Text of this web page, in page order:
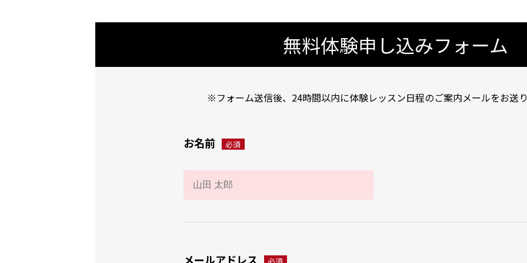
無料体験申し込みフォーム
※フォーム送信後、24時間以内に体験レッスン日程のご案内メールをお送り
お名前 必須
メールアドレス 必須